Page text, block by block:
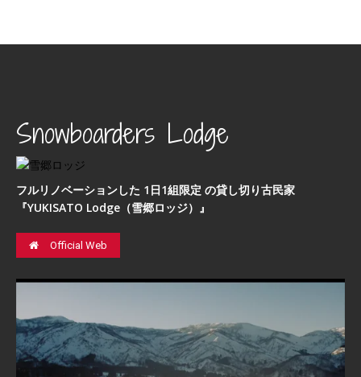
Snowboarders Lodge
フルリノベーションした 1日1組限定 の貸し切り古民家
『YUKISATO Lodge（雪郷ロッジ）』
Official Web